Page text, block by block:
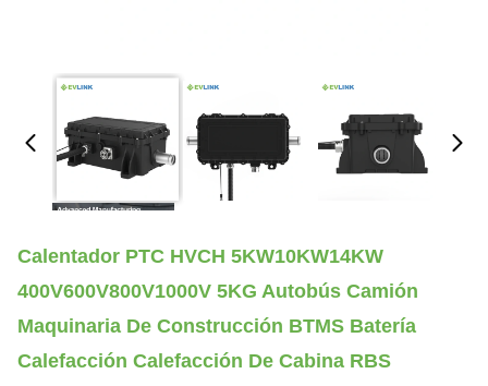
Calentador PTC HVCH 5KW10KW14KW
400V600V800V1000V 5KG Autobús Camión
Maquinaria De Construcción BTMS Batería
Calefacción Calefacción De Cabina RBS